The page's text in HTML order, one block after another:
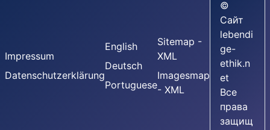
Impressum
Datenschutzerklärung
English
Deutsch
Portuguese
Sitemap -
XML
Imagesmap
- XML
©
Сайт
lebendi
ge-
ethik.n
et
Все
права
защищ